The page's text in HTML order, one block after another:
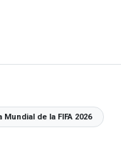
Mundial de la FIFA 2026